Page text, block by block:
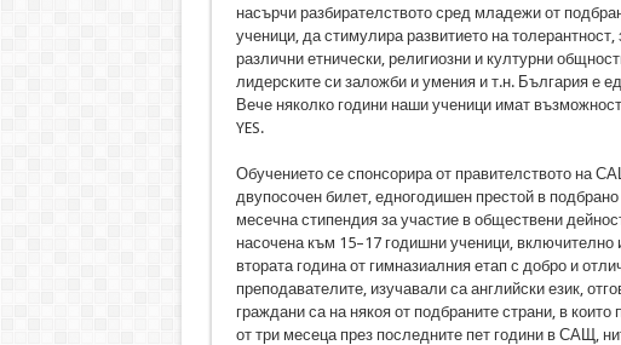
насърчи разбирателството сред младежи от
ученици, да стимулира развитието на
различни етнически, религиозни и културни
лидерските си заложби и умения и т.н. България е
Вече няколко години наши ученици имат
YES.
Обучението се спонсорира от правителството на
двупосочен билет, едногодишен престой в
месечна стипендия за участие в обществени
насочена към 15–17 годишни ученици,
втората година от гимназиалния етап с добро и
преподавателите, изучавали са английски език,
граждани са на някоя от подбраните страни, в
от три месеца през последните пет години в САЩ,